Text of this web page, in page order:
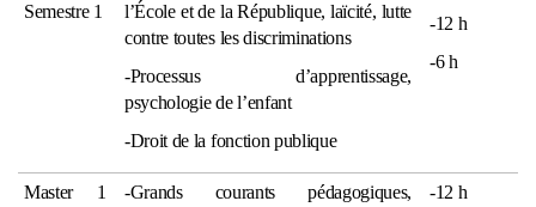
Semestre 1
l’École et de la République, laïcité, lutte
contre toutes les discriminations
-Processus d’apprentissage,
psychologie de l’enfant
-Droit de la fonction publique
-12 h
-6 h
Master 1
-Grands courants pédagogiques,
-12 h